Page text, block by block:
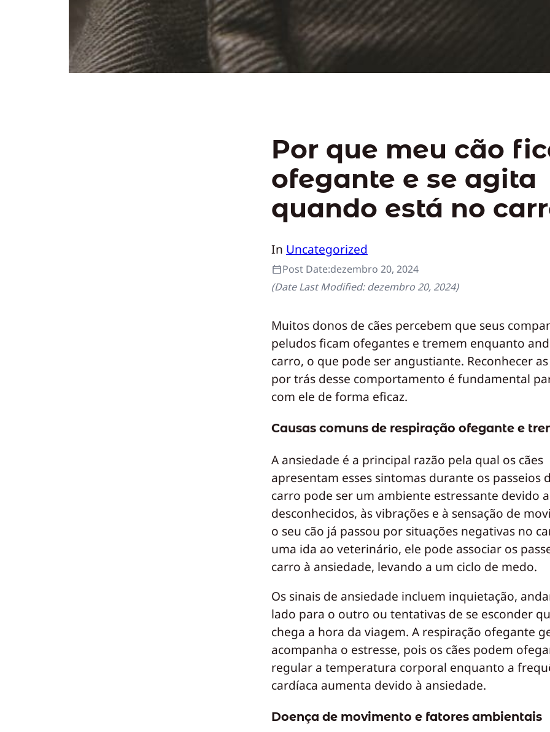
Por que meu cão
ofegante e se agita
quando está no
In Uncategorized
Post Date:dezembro 20, 2024
(Date Last Modified:dezembro 20, 2024)
Muitos donos de cães percebem que seus
peludos ficam ofegantes e tremem enquanto
carro, o que pode ser angustiante. Reconhecer
por trás desse comportamento é fundamental
com ele de forma eficaz.
Causas comuns de respiração ofegante e
A ansiedade é a principal razão pela qual os cães
apresentam esses sintomas durante os passeios
carro pode ser um ambiente estressante devido
desconhecidos, às vibrações e à sensação de
o seu cão já passou por situações negativas no
uma ida ao veterinário, ele pode associar os
carro à ansiedade, levando a um ciclo de medo.
Os sinais de ansiedade incluem inquietação,
lado para o outro ou tentativas de se esconder
chega a hora da viagem. A respiração ofegante
acompanha o estresse, pois os cães podem
regular a temperatura corporal enquanto a
cardíaca aumenta devido à ansiedade.
Doença de movimento e fatores ambientais